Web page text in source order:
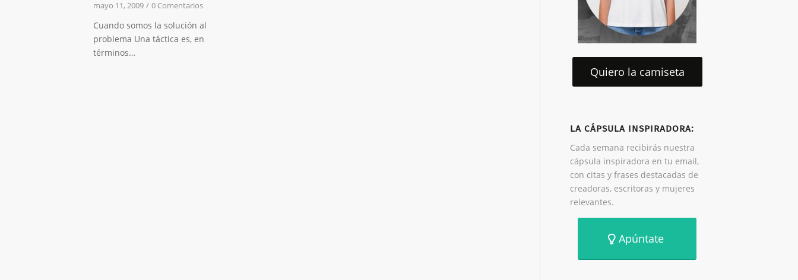
mayo 11, 2009 / 0 Comentarios
Cuando somos la solución al
problema Una táctica es, en
términos…
Quiero la camiseta
LA CÁPSULA INSPIRADORA:
Cada semana recibirás nuestra
cápsula inspiradora en tu email,
con citas y frases destacadas de
creadoras, escritoras y mujeres
relevantes.
Apúntate